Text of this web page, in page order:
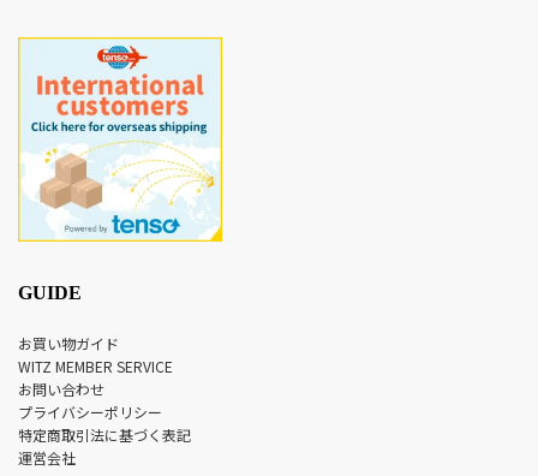
GUIDE
お買い物ガイド
WITZ MEMBER SERVICE
お問い合わせ
プライバシーポリシー
特定商取引法に基づく表記
運営会社